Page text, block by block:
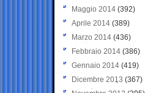
Maggio 2014 (392)
Aprile 2014 (389)
Marzo 2014 (436)
Febbraio 2014 (386)
Gennaio 2014 (419)
Dicembre 2013 (367)